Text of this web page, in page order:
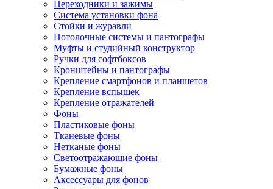
Переходники и зажимы
Система установки фона
Стойки и журавли
Потолочные системы и пантографы
Муфты и студийный конструктор
Ручки для софтбоксов
Кронштейны и пантографы
Крепление смартфонов и планшетов
Крепление вспышек
Крепление отражателей
Фоны
Пластиковые фоны
Тканевые фоны
Нетканые фоны
Светоотражающие фоны
Бумажные фоны
Аксессуары для фонов